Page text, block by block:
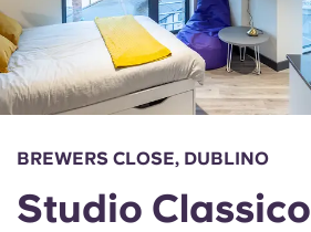
Account
English (GB)
Chinese
Seleziona un paese
Prenota ora
Portuguese
BREWERS CLOSE, DUBLINO
Studio Classico